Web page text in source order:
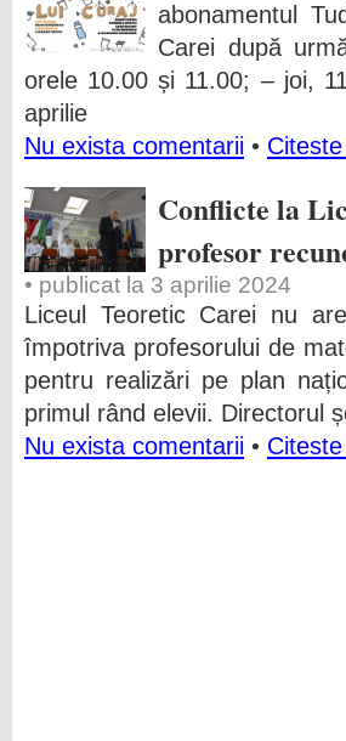
abonamentul
Carei după
orele 10.00 și 11.00; – joi,
aprilie
Nu exista comentarii •
Conflicte la
profesor
• publicat la 3 aprilie 2024
Liceul Teoretic Carei nu
împotriva profesorului de
pentru realizări pe plan
primul rând elevii. Directorul
Nu exista comentarii •